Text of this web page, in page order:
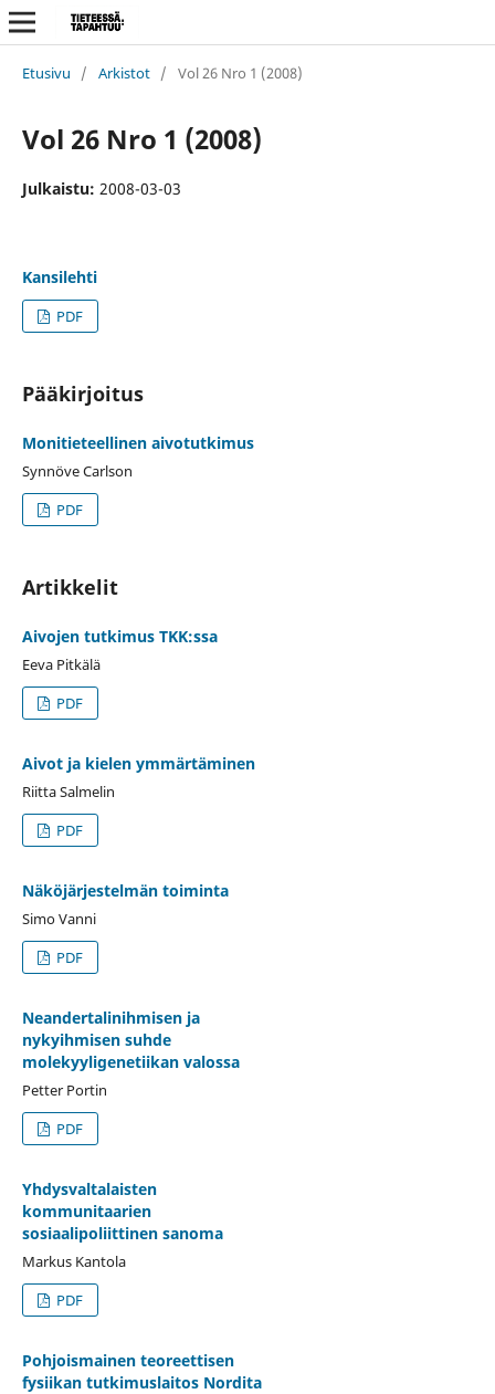
Etusivu / Arkistot / Vol 26 Nro 1 (2008)
Vol 26 Nro 1 (2008)
Julkaistu: 2008-03-03
Kansilehti
PDF
Pääkirjoitus
Monitieteellinen aivotutkimus
Synnöve Carlson
PDF
Artikkelit
Aivojen tutkimus TKK:ssa
Eeva Pitkälä
PDF
Aivot ja kielen ymmärtäminen
Riitta Salmelin
PDF
Näköjärjestelmän toiminta
Simo Vanni
PDF
Neandertalinihmisen ja
nykyihmisen suhde
molekyyligenetiikan valossa
Petter Portin
PDF
Yhdysvaltalaisten
kommunitaarien
sosiaalipoliittinen sanoma
Markus Kantola
PDF
Pohjoismainen teoreettisen
fysiikan tutkimuslaitos Nordita